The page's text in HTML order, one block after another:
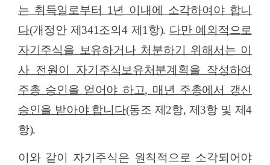
는 취득일로부터
1 년 이내에 소각하여야 합니
다(개정안 제 341 조의 4 제 1 항). 다만 예외적으로
자기주식을 보유하거나 처분하기 위해서는 이
사 전원이 자기주식보유처분계획을 작성하여
주총 승인을 얻어야 하고, 매년 주총에서 갱신
승인을 받아야 합니다(동조 제 2항, 제 3항 및 제4
항).
이와 같이 자기주식은 원칙적으로 소각되어야